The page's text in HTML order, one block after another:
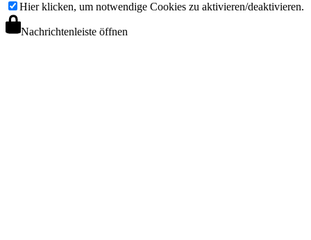
Hier klicken, um notwendige Cookies zu aktivieren/deaktivieren.
Nachrichtenleiste öffnen